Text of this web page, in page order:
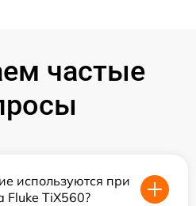
частые
используются при
Fluke TiX560?